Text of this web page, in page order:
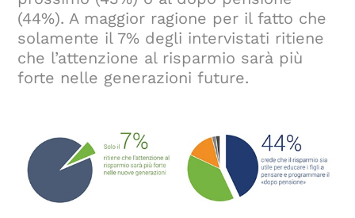
(44%). A maggior ragione per il fatto che
solamente il 7% degli intervistati ritiene
che l’attenzione al risparmio sarà più
forte nelle generazioni future.